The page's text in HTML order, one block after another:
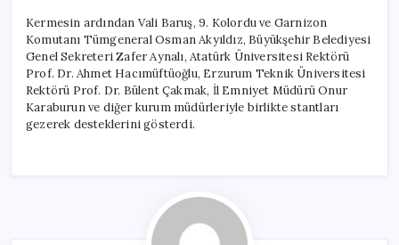
Kermesin ardından Vali Baruş, 9. Kolordu ve Garnizon
Komutanı Tümgeneral Osman Akyıldız, Büyükşehir Belediyesi
Genel Sekreteri Zafer Aynalı, Atatürk Üniversitesi Rektörü
Prof. Dr. Ahmet Hacımüftüoğlu, Erzurum Teknik Üniversitesi
Rektörü Prof. Dr. Bülent Çakmak, İl Emniyet Müdürü Onur
Karaburun ve diğer kurum müdürleriyle birlikte stantları
gezerek desteklerini gösterdi.